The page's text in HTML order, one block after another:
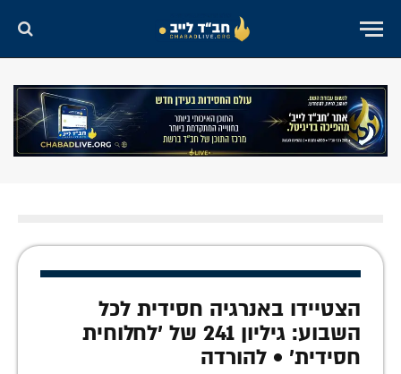
הצטיידו באנרגיה חסידית לכל
השבוע: גיליון 241 של 'לחלוחית
חסידית' • להורדה